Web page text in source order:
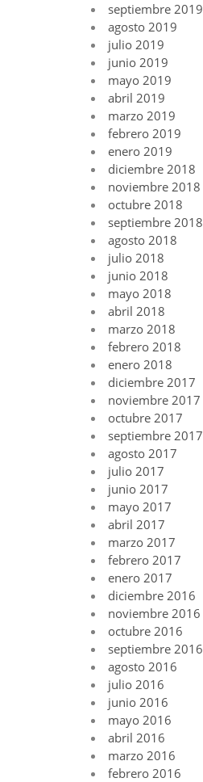
septiembre 2019
agosto 2019
julio 2019
junio 2019
mayo 2019
abril 2019
marzo 2019
febrero 2019
enero 2019
diciembre 2018
noviembre 2018
octubre 2018
septiembre 2018
agosto 2018
julio 2018
junio 2018
mayo 2018
abril 2018
marzo 2018
febrero 2018
enero 2018
diciembre 2017
noviembre 2017
octubre 2017
septiembre 2017
agosto 2017
julio 2017
junio 2017
mayo 2017
abril 2017
marzo 2017
febrero 2017
enero 2017
diciembre 2016
noviembre 2016
octubre 2016
septiembre 2016
agosto 2016
julio 2016
junio 2016
mayo 2016
abril 2016
marzo 2016
febrero 2016